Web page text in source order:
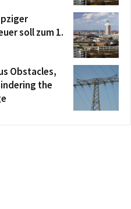
soll zum 1.
Obstacles,
the